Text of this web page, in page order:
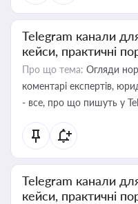
Telegram канали
кейси, практичні
Про що тема: Огляди
коментарі експертів,
- все, про що пишуть у
Telegram канали
кейси, практичні